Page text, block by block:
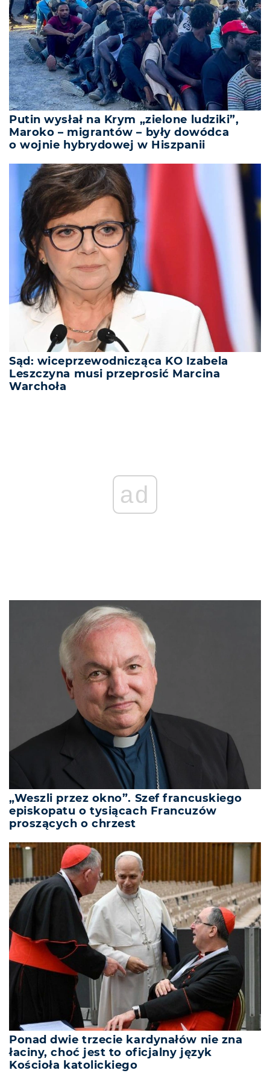
Putin wysłał na Krym „zielone ludziki”,
Maroko – migrantów – były dowódca
o wojnie hybrydowej w Hiszpanii
Sąd: wiceprzewodnicząca KO Izabela
Leszczyna musi przeprosić Marcina
Warchoła
ad
„Weszli przez okno”. Szef francuskiego
episkopatu o tysiącach Francuzów
proszących o chrzest
Ponad dwie trzecie kardynałów nie zna
łaciny, choć jest to oficjalny język
Kościoła katolickiego